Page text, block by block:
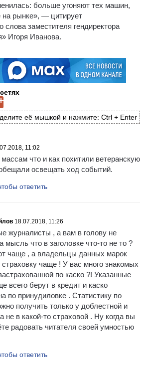
больше угоняют тех машин,
рынке», — цитирует
слова заместителя гендиректора
Игоря Иванова.
её мышкой и нажмите: Ctrl + Enter
11:02
что и как похитили ветеранскую
освещать ход событий.
ответить
18.07.2018, 11:26
журналисты , а вам в голову не
мысль что в заголовке что-то не то ?
чаще , а владельцы данных марок
чаще ! У вас много знакомых
по каско ?! Указанные
всего берут в кредит и каско
по принудиловке . Статистику по
получить только у доблестной и
не в какой-то страховой . Ну когда вы
радовать читателя своей умностью
ответить